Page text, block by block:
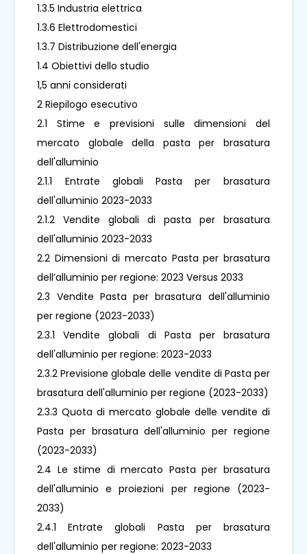
1.3.5 Industria elettrica
1.3.6 Elettrodomestici
1.3.7 Distribuzione dell'energia
1.4 Obiettivi dello studio
1,5 anni considerati
2 Riepilogo esecutivo
2.1 Stime e previsioni sulle dimensioni del
mercato globale della pasta per brasatura
dell'alluminio
2.1.1 Entrate globali Pasta per brasatura
dell'alluminio 2023-2033
2.1.2 Vendite globali di pasta per brasatura
dell'alluminio 2023-2033
2.2 Dimensioni di mercato Pasta per brasatura
dell’alluminio per regione: 2023 Versus 2033
2.3 Vendite Pasta per brasatura dell'alluminio
per regione (2023-2033)
2.3.1 Vendite globali di Pasta per brasatura
dell'alluminio per regione: 2023-2033
2.3.2 Previsione globale delle vendite di Pasta per
brasatura dell'alluminio per regione (2023-2033)
2.3.3 Quota di mercato globale delle vendite di
Pasta per brasatura dell'alluminio per regione
(2023-2033)
2.4 Le stime di mercato Pasta per brasatura
dell'alluminio e proiezioni per regione (2023-
2033)
2.4.1 Entrate globali Pasta per brasatura
dell'alluminio per regione: 2023-2033